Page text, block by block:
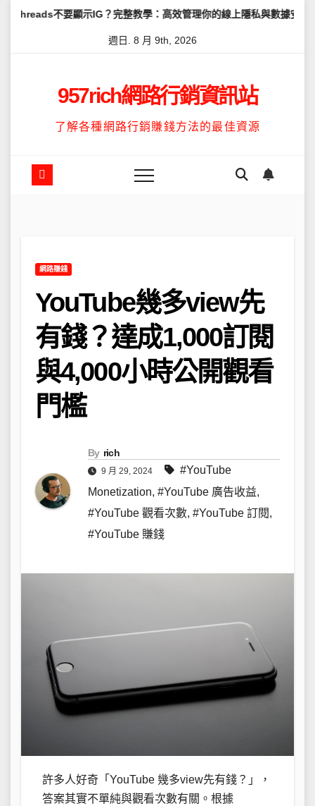
Skip示IG？完整教學：高效管理你的線上隱私與數據安全 怎麼讓
週日. 8 月 9th, 2026
957rich網路行銷資訊站
了解各種網路行銷賺錢方法的最佳資源
網路賺錢
YouTube幾多view先
有錢？達成1,000訂閱
與4,000小時公開觀看
門檻
By rich
9 月 29, 2024
#YouTube
Monetization, #YouTube 廣告收益,
#YouTube 觀看次數, #YouTube 訂閱,
#YouTube 賺錢
許多人好奇「YouTube 幾多view先有錢？」，
答案其實不單純與觀看次數有關。根據